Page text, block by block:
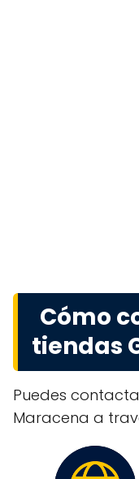
Cómo
tiendas
Puedes
Maracena a